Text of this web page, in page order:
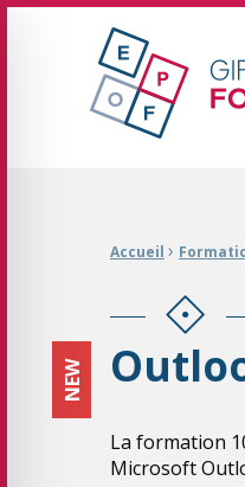
GIFOP
Fil d'Ariane :
Accueil ›
NEW
La formation
Microsoft